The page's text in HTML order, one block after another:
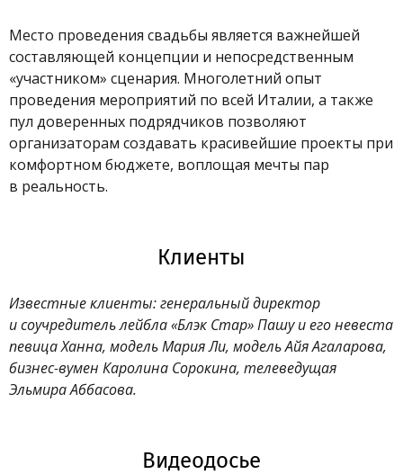
Место проведения свадьбы является важнейшей
составляющей концепции и непосредственным
«участником» сценария. Многолетний опыт
проведения мероприятий по всей Италии, а также
пул доверенных подрядчиков позволяют
организаторам создавать красивейшие проекты при
комфортном бюджете, воплощая мечты пар
в реальность.
Клиенты
Известные клиенты: генеральный директор
и соучредитель лейбла «Блэк Стар» Пашу и его невеста
певица Ханна, модель Мария Ли, модель Айя Агаларова,
бизнес-вумен Каролина Сорокина, телеведущая
Эльмира Аббасова.
Видеодосье